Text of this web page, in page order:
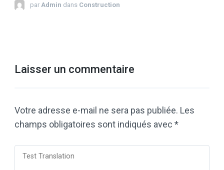
par Admin dans Construction
Laisser un commentaire
Votre adresse e-mail ne sera pas publiée. Les
champs obligatoires sont indiqués avec *